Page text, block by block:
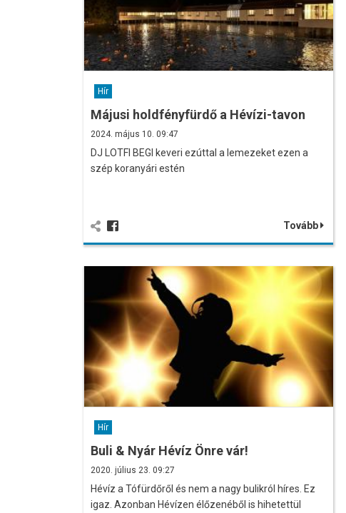
Hír
Májusi holdfényfürdő a Hévízi-tavon
2024. május 10. 09:47
DJ LOTFI BEGI keveri ezúttal a lemezeket ezen a
szép koranyári estén
Tovább
Hír
Buli & Nyár Hévíz Önre vár!
2020. július 23. 09:27
Hévíz a Tófürdőről és nem a nagy bulikról híres. Ez
igaz. Azonban Hévízen élőzenéből is hihetettül